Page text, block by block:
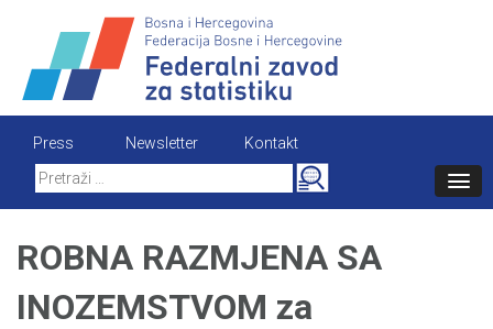
content
Press Newsletter
Kontakt
Search
for:
ROBNA RAZMJENA SA
INOZEMSTVOM za